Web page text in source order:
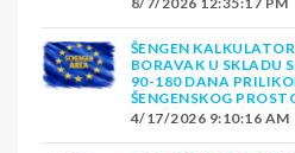
ŠENGEN
BORAVAK U SKLADU
90-180 DANA
ŠENGENSKOG
4/17/2026 9:10:16 AM